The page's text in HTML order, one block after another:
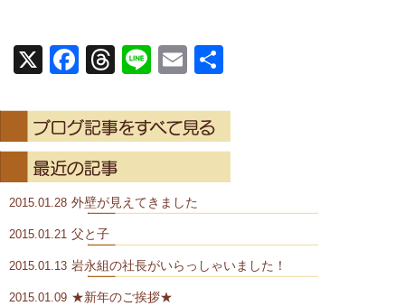
X Facebook
Threads
LineEmail
2015.01.28 外壁が見えてきました
2015.01.21 父と子
2015.01.13 岩永組の社長がいらっしゃいました！
2015.01.09 ★新年のご挨拶★